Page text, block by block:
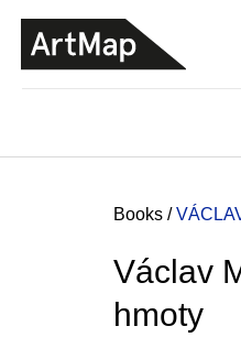
Home
Books /
Václav
hmoty
BACK
SHOPPING
BACK
SHOPPING